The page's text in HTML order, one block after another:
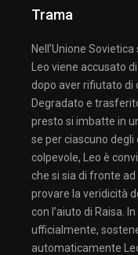
Trama
Nell’Unione
Leo viene accusato
dopo aver rifiutato di
Degradato e
presto si imbatte in
se per ciascuno
colpevole, Leo è
che si sia di fronte
provare la veridicità
con l’aiuto di Raisa.
ufficialmente,
automaticamente